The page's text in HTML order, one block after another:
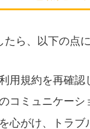
ら、以下の点
用規約を再確認
コミュニケーシ
心がけ、トラブ